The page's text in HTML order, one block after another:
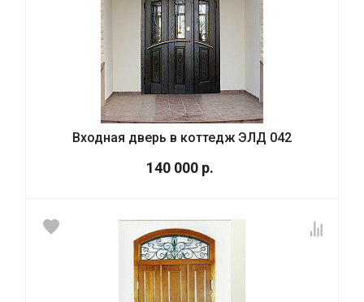
Входная дверь в коттедж ЭЛД 042
140 000 р.